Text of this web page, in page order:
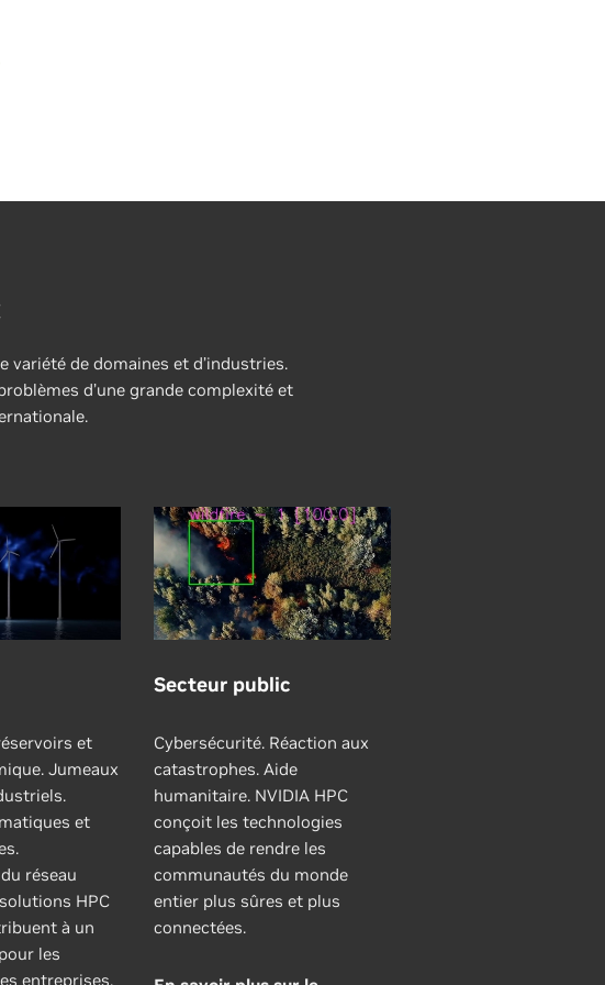
codes…
variété de domaines et d’industries.
d’une grande complexité et
et
Jumeaux
et
réseau
HPC
à un
les
entreprises.
Secteur public
Cybersécurité. Réaction aux
catastrophes. Aide
humanitaire. NVIDIA HPC
conçoit les technologies
capables de rendre les
communautés du monde
entier plus sûres et plus
connectées.